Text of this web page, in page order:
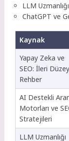
LLM
ChatGPT ve
Kaynak
Yapay Zeka ve
SEO: İleri Düzey
Rehber
AI Destekli
Motorları ve
Stratejileri
LLM Uzmanlığı